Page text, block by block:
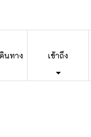
นทาง เข้าถึง